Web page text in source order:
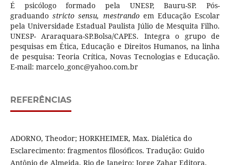
É psicólogo formado pela UNESP, Bauru-SP. Pós-
graduandostricto sensu, mestrandoem Educação Escolar
pela Universidade Estadual Paulista Júlio de Mesquita Filho.
UNESP- Araraquara-SP.Bolsa/CAPES. Integra o grupo de
pesquisas em Ética, Educação e Direitos Humanos, na linha
de pesquisa: Teoria Crítica, Novas Tecnologias e Educação.
E-mail: marcelo_gonc@yahoo.com.br
REFERÊNCIAS
ADORNO, Theodor; HORKHEIMER, Max. Dialética do
Esclarecimento: fragmentos filosóficos. Tradução: Guido
Antônio de Almeida. Rio de Janeiro: Jorge Zahar Editora,